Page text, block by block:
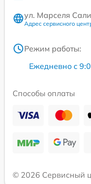
ул. Марселя
Адрес сервисного
Режим работы:
Ежедневно с
Способы оплаты
© 2026 Сервисный